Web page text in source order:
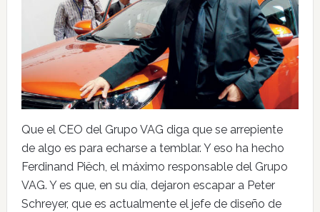
Que el CEO del Grupo VAG diga que se arrepiente
de algo es para echarse a temblar. Y eso ha hecho
Ferdinand Piëch, el máximo responsable del Grupo
VAG. Y es que, en su día, dejaron escapar a Peter
Schreyer, que es actualmente el jefe de diseño de